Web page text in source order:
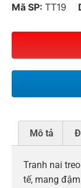
Mã SP: TT19
Mô tả
Tranh nai
tế, mang